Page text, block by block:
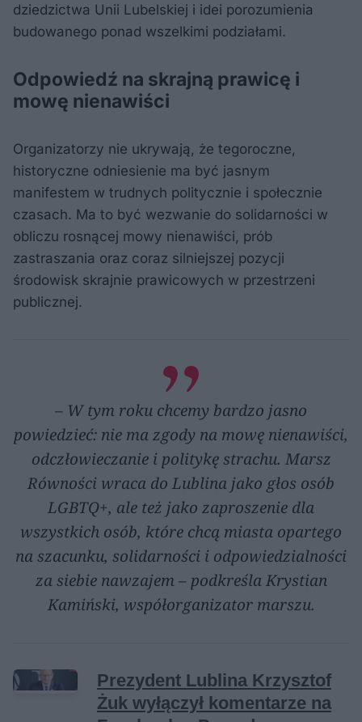
dziedzictwa Unii Lubelskiej i idei porozumienia
budowanego ponad wszelkimi podziałami.
Odpowiedź na skrajną prawicę i
mowę nienawiści
Organizatorzy nie ukrywają, że tegoroczne,
historyczne odniesienie ma być jasnym
manifestem w trudnych politycznie i społecznie
czasach. Ma to być wezwanie do solidarności w
obliczu rosnącej mowy nienawiści, prób
zastraszania oraz coraz silniejszej pozycji
środowisk skrajnie prawicowych w przestrzeni
publicznej.
– W tym roku chcemy bardzo jasno
powiedzieć: nie ma zgody na mowę nienawiści,
odczłowieczanie i politykę strachu. Marsz
Równości wraca do Lublina jako głos osób
LGBTQ+, ale też jako zaproszenie dla
wszystkich osób, które chcą miasta opartego
na szacunku, solidarności i odpowiedzialności
za siebie nawzajem – podkreśla Krystian
Kamiński, współorganizator marszu.